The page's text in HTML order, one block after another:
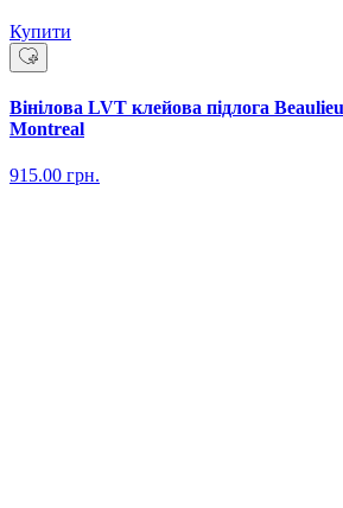
Купити
Вінілова LVT клейова підлога
Montreal
915.00 грн.